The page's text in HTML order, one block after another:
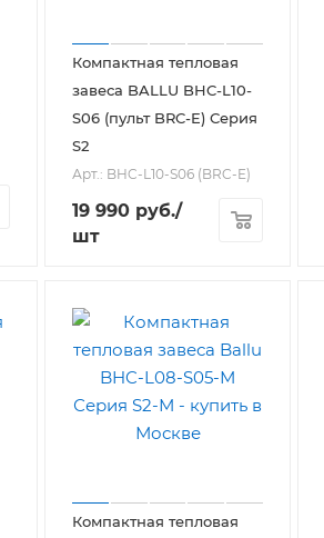
Компактная тепловая
завеса BALLU BHC-L10-
S06 (пульт BRC-E) Серия
S2
Арт.: BHC-L10-S06 (BRC-E)
19 990 руб./
шт
Компактная тепловая